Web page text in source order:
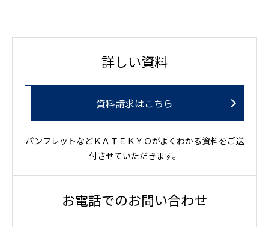
詳しい資料
資料請求はこちら
パンフレットなどＫＡＴＥＫＹＯがよくわかる資料をご送
付させていただきます。
お電話でのお問い合わせ